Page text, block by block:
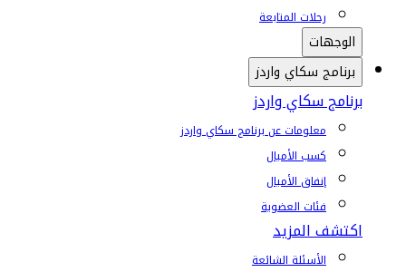
رحلات المتابعة
الوجهات
برنامج سكاي واردز
برنامج سكاي واردز
معلومات عن برنامج سكاي واردز
كسب الأميال
إنفاق الأميال
فئات العضوية
اكتشف المزيد
الأسئلة الشائعة